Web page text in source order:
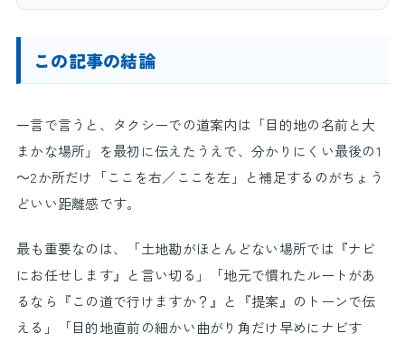
この記事の結論
一言で言うと、タクシーでの道案内は「目的地の名前と大
まかな場所」を最初に伝えたうえで、分かりにくい最後の1
～2か所だけ「ここを右／ここを左」と補足するのがちょう
どいい距離感です。
最も重要なのは、「土地勘がほとんどない場所では『ナビ
にお任せします』と言い切る」「地元で慣れたルートがあ
るなら『この道で行けますか？』と『提案』のトーンで伝
える」「目的地直前の細かい曲がり角だけ早めにナビす